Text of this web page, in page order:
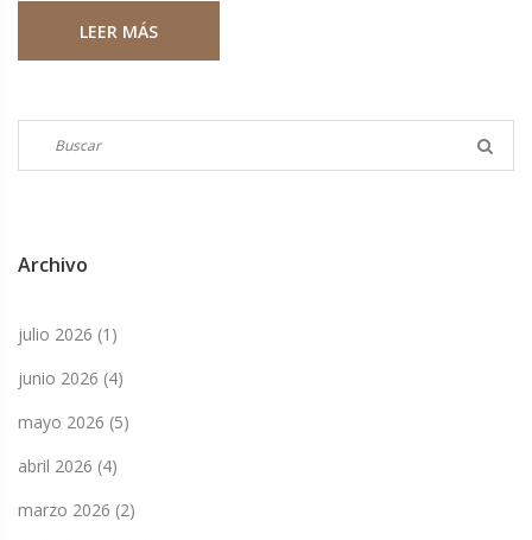
depende del posible traspaso de Samu Omorodion al
Chelsea.LEER MÁS
Archivo
julio 2026 (1)
junio 2026 (4)
mayo 2026 (5)
abril 2026 (4)
marzo 2026 (2)